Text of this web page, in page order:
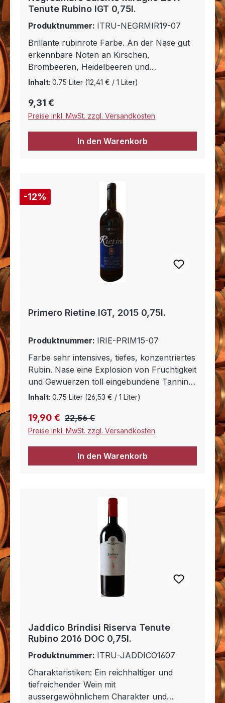
Tenute Rubino IGT 0,75l.
Produktnummer: ITRU-NEGRMIR19-07
Brillante rubinrote Farbe. An der Nase gut
erkennbare Noten an Kirschen,
Brombeeren, Heidelbeeren und
Johannisbeeren und Anklängen an Tabak,
Rosmarin, Leder und Wachholderbeere. Am
Gaumen warm und elegant, mit einer gut
eingebundenen Tanninen. Lang anhaltendes
Finale
Inhalt: 0.75 Liter (12,41 € / 1 Liter)
Regulärer Preis:
9,31 €
Preise inkl. MwSt. zzgl. Versandkosten
In den Warenkorb
12% Rabatt
-12%
Primero Rietine IGT, 2015 0,75l.
Produktnummer: IRIE-PRIM15-07
Farbe sehr intensives, tiefes, konzentriertes
Rubin. Nase eine Explosion von Fruchtigkeit
und Gewuerzen toll eingebundene Tannine,
ein Wein mit Aufbluehender Zukunft.
mit einem lang anhaltenden, harmonischen
Abgang.
Inhalt: 0.75 Liter (26,53 € / 1 Liter)
Verkaufspreis:
19,90 € Regulärer Preis:
22,56 €
Preise inkl. MwSt. zzgl. Versandkosten
In den Warenkorb
Jaddico Brindisi Riserva Tenute
Rubino 2016 DOC 0,75l.
Produktnummer: ITRU-JADDICO1607
Charakteristiken: Ein reichhaltiger und
tiefreichender Wein mit
aussergewöhnlichem Charakter und